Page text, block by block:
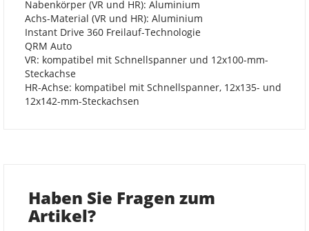
Nabenkörper (VR und HR): Aluminium
Achs-Material (VR und HR): Aluminium
Instant Drive 360 Freilauf-Technologie
QRM Auto
VR: kompatibel mit Schnellspanner und 12x100-mm-
Steckachse
HR-Achse: kompatibel mit Schnellspanner, 12x135- und
12x142-mm-Steckachsen
Haben Sie Fragen zum
Artikel?